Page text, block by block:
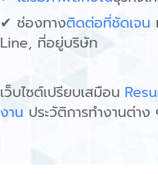
✔ ช่องทางติดต่อที่ชัดเจน
Line, ที่อยู่บริษัท
เว็บไซต์เปรียบเสมือน
งาน ประวัติการทำงานต่า